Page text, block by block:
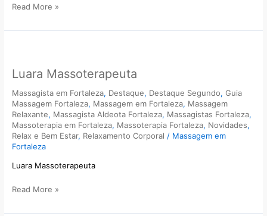
Read More »
Luara Massoterapeuta
Massagista em Fortaleza, Destaque, Destaque Segundo,Guia
Massagem Fortaleza, Massagem em Fortaleza, Massagem
Relaxante, Massagista Aldeota Fortaleza, Massagistas Fortaleza,
Massoterapia em Fortaleza, Massoterapia Fortaleza, Novidades,
Relax e Bem Estar, Relaxamento Corporal / Massagem em
Fortaleza
Luara Massoterapeuta
Read More »